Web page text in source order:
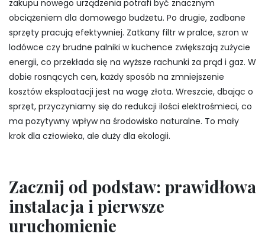
zakupu nowego urządzenia potrafi być znacznym
obciążeniem dla domowego budżetu. Po drugie, zadbane
sprzęty pracują efektywniej. Zatkany filtr w pralce, szron w
lodówce czy brudne palniki w kuchence zwiększają zużycie
energii, co przekłada się na wyższe rachunki za prąd i gaz. W
dobie rosnących cen, każdy sposób na zmniejszenie
kosztów eksploatacji jest na wagę złota. Wreszcie, dbając o
sprzęt, przyczyniamy się do redukcji ilości elektrośmieci, co
ma pozytywny wpływ na środowisko naturalne. To mały
krok dla człowieka, ale duży dla ekologii.
Zacznij od podstaw: prawidłowa
instalacja i pierwsze
uruchomienie